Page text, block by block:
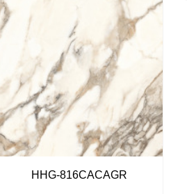
HHG-816CACAGR
Nhà phân phối gạch ngói, sơn
tại Quảng Ngãi